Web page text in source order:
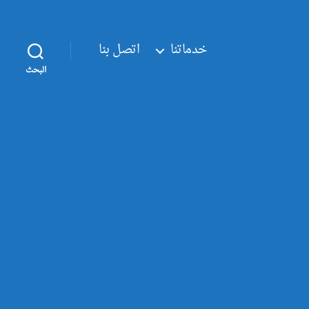
خدماتنا اتصل بنا
البحث